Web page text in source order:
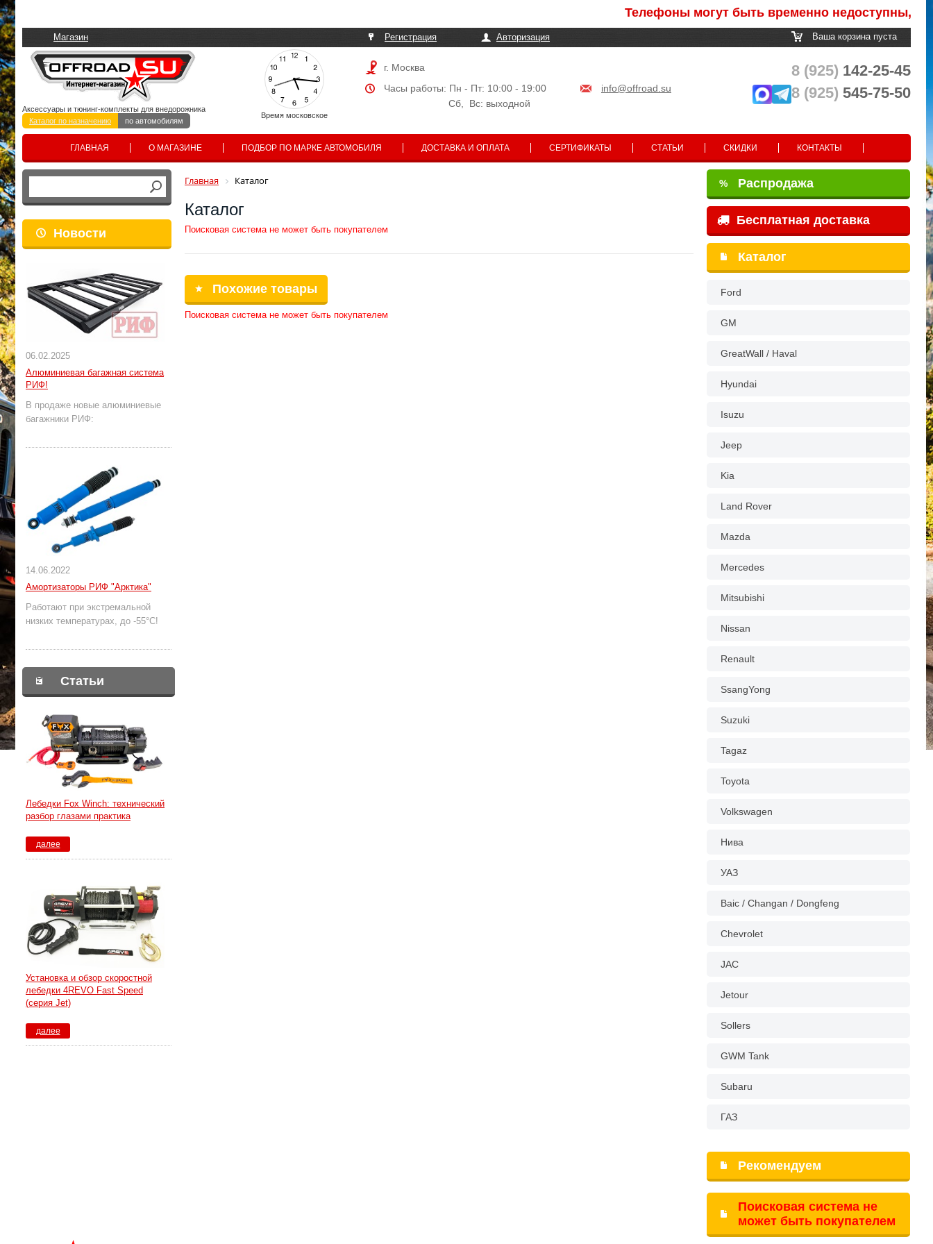
Телефоны могут быть временно недоступны,
Магазин Регистрация Авторизация Ваша корзина пуста
Время московское
Аксессуары и тюнинг-комплекты для внедорожника
Каталог по назначению
по автомобилям
г. Москва
Часы работы: Пн - Пт: 10:00 - 19:00
info@offroad.su
Сб, Вс: выходной
8 (925) 142-25-45
8 (925) 545-75-50
ГЛАВНАЯ О МАГАЗИНЕ ПОДБОР ПО МАРКЕ АВТОМОБИЛЯ ДОСТАВКА И ОПЛАТА СЕРТИФИКАТЫ СТАТЬИ СКИДКИ КОНТАКТЫ
Новости
06.02.2025
Алюминиевая багажная система
РИФ!
В продаже новые алюминиевые
багажники РИФ:
14.06.2022
Амортизаторы РИФ "Арктика"
Работают при экстремальной
низких температурах, до -55°С!
Статьи
Лебедки Fox Winch: технический
разбор глазами практика
далее
Установка и обзор скоростной
лебедки 4REVO Fast Speed
(серия Jet)
далее
Главная Каталог
Каталог
Поисковая система не может быть покупателем
Похожие товары
Поисковая система не может быть покупателем
% Распродажа
Бесплатная доставка
Каталог
Ford
GM
GreatWall / Haval
Hyundai
Isuzu
Jeep
Kia
Land Rover
Mazda
Mercedes
Mitsubishi
Nissan
Renault
SsangYong
Suzuki
Tagaz
Toyota
Volkswagen
Нива
УАЗ
Baic / Changan / Dongfeng
Chevrolet
JAC
Jetour
Sollers
GWM Tank
Subaru
ГАЗ
Рекомендуем
Поисковая система не
может быть покупателем